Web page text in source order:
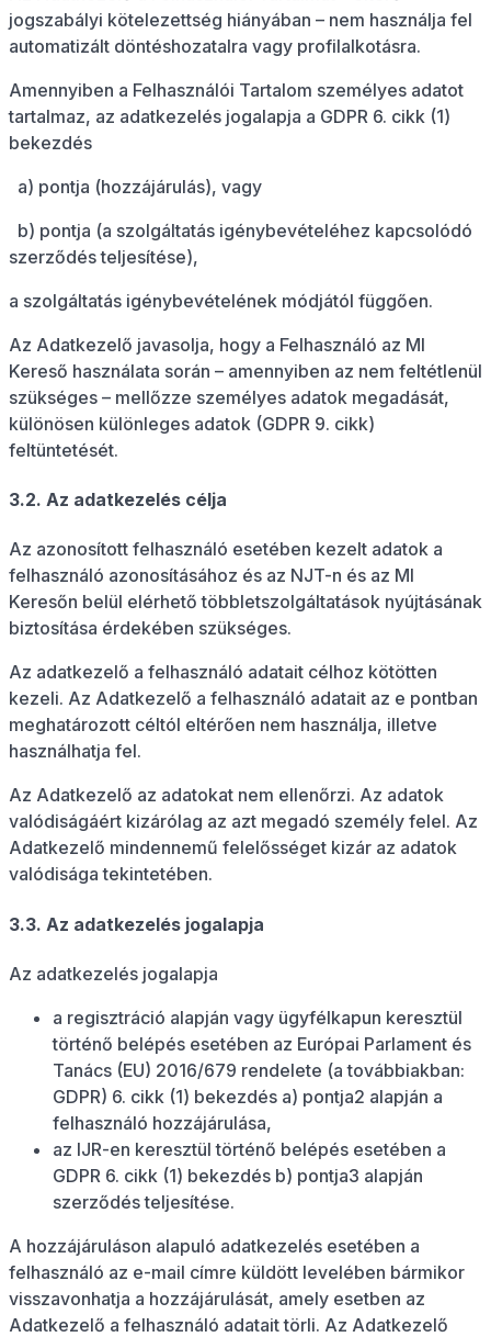
jogszabályi kötelezettség hiányában – nem használja fel
automatizált döntéshozatalra vagy profilalkotásra.
Amennyiben a Felhasználói Tartalom személyes adatot
tartalmaz, az adatkezelés jogalapja a GDPR 6. cikk (1)
bekezdés
a) pontja (hozzájárulás), vagy
b) pontja (a szolgáltatás igénybevételéhez kapcsolódó
szerződés teljesítése),
a szolgáltatás igénybevételének módjától függően.
Az Adatkezelő javasolja, hogy a Felhasználó az MI
Kereső használata során – amennyiben az nem feltétlenül
szükséges – mellőzze személyes adatok megadását,
különösen különleges adatok (GDPR 9. cikk)
feltüntetését.
3.2. Az adatkezelés célja
Az azonosított felhasználó esetében kezelt adatok a
felhasználó azonosításához és az NJT-n és az MI
Keresőn belül elérhető többletszolgáltatások nyújtásának
biztosítása érdekében szükséges.
Az adatkezelő a felhasználó adatait célhoz kötötten
kezeli. Az Adatkezelő a felhasználó adatait az e pontban
meghatározott céltól eltérően nem használja, illetve
használhatja fel.
Az Adatkezelő az adatokat nem ellenőrzi. Az adatok
valódiságáért kizárólag az azt megadó személy felel. Az
Adatkezelő mindennemű felelősséget kizár az adatok
valódisága tekintetében.
3.3. Az adatkezelés jogalapja
Az adatkezelés jogalapja
a regisztráció alapján vagy ügyfélkapun keresztül
történő belépés esetében az Európai Parlament és
Tanács (EU) 2016/679 rendelete (a továbbiakban:
GDPR) 6. cikk (1) bekezdés a) pontja2 alapján a
felhasználó hozzájárulása,
az IJR-en keresztül történő belépés esetében a
GDPR 6. cikk (1) bekezdés b) pontja3 alapján
szerződés teljesítése.
A hozzájáruláson alapuló adatkezelés esetében a
felhasználó az e-mail címre küldött levelében bármikor
visszavonhatja a hozzájárulását, amely esetben az
Adatkezelő a felhasználó adatait törli. Az Adatkezelő